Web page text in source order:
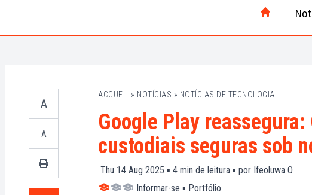
A
A
ACCUEIL » NOTÍCIAS » NOTÍCIAS DE TECNOLOGIA
Google Play
custodiais seguras sob
Thu 14 Aug 2025 ▪ 4 min de leitura ▪ por Ifeoluwa O.
Informar-se ▪ Portfólio